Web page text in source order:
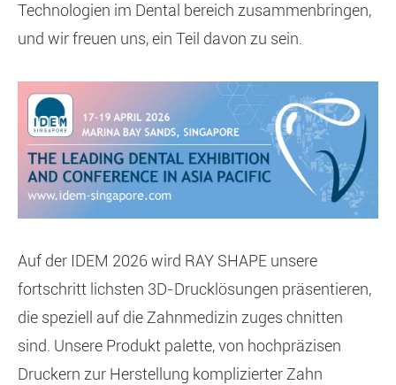
Technologien im Dental bereich zusammenbringen,
und wir freuen uns, ein Teil davon zu sein.
Auf der IDEM 2026 wird RAY SHAPE unsere
fortschritt lichsten 3D-Drucklösungen präsentieren,
die speziell auf die Zahnmedizin zuges chnitten
sind. Unsere Produkt palette, von hochpräzisen
Druckern zur Herstellung komplizierter Zahn